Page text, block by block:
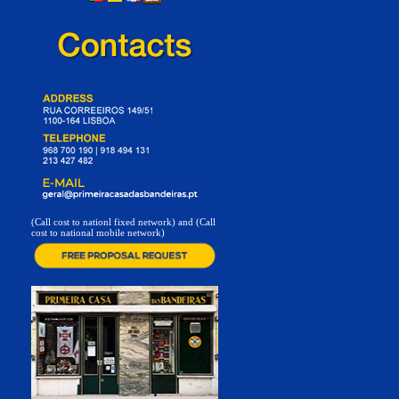
(Call cost to nationl fixed network) and (Call
cost to national mobile network)